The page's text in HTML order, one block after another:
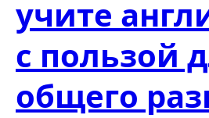
учите
с пользой
общего